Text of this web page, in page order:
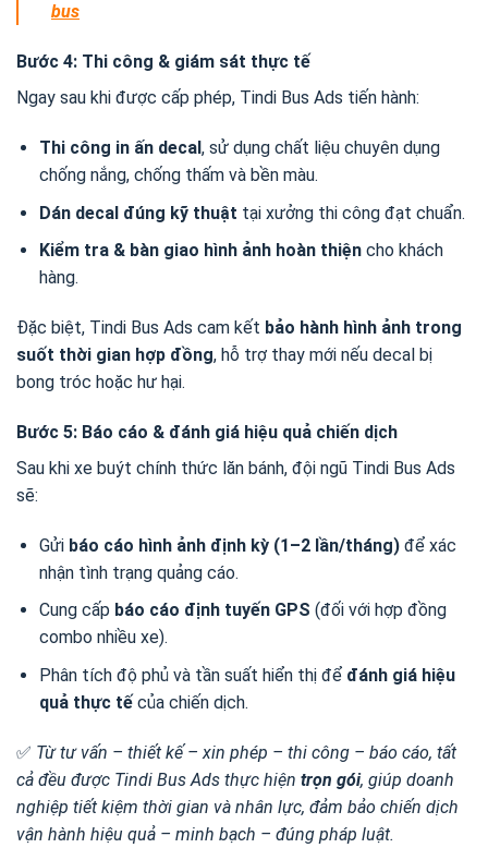
bus
Bước 4: Thi công & giám sát thực tế
Ngay sau khi được cấp phép, Tindi Bus Ads tiến hành:
Thi công in ấn decal, sử dụng chất liệu chuyên dụng
chống nắng, chống thấm và bền màu.
Dán decal đúng kỹ thuật tại xưởng thi công đạt chuẩn.
Kiểm tra & bàn giao hình ảnh hoàn thiệncho khách
hàng.
Đặc biệt, Tindi Bus Ads cam kết bảo hành hình ảnh trong
suốt thời gian hợp đồng, hỗ trợ thay mới nếu decal bị
bong tróc hoặc hư hại.
Bước 5: Báo cáo & đánh giá hiệu quả chiến dịch
Sau khi xe buýt chính thức lăn bánh, đội ngũ Tindi Bus Ads
sẽ:
Gửi báo cáo hình ảnh định kỳ (1–2 lần/tháng)để xác
nhận tình trạng quảng cáo.
Cung cấp báo cáo định tuyến GPS (đối với hợp đồng
combo nhiều xe).
Phân tích độ phủ và tần suất hiển thị để đánh giá hiệu
quả thực tếcủa chiến dịch.
✅ Từ tư vấn – thiết kế – xin phép – thi công – báo cáo, tất
cả đều được Tindi Bus Ads thực hiện trọn gói, giúp doanh
nghiệp tiết kiệm thời gian và nhân lực, đảm bảo chiến dịch
vận hành hiệu quả – minh bạch – đúng pháp luật.